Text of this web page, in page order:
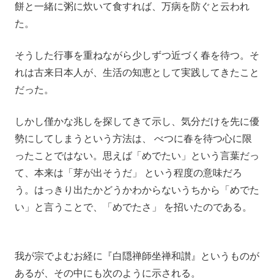
餅と一緒に粥に炊いて食すれば、万病を防ぐと云われ
た。
そうした行事を重ねながら少しずつ近づく春を待つ。そ
れは古来日本人が、生活の知恵として実践してきたこと
だった。
しかし僅かな兆しを探してきて示し、気分だけを先に優
勢にしてしまうという方法は、 べつに春を待つ心に限
ったことではない。思えば「めでたい」という言葉だっ
て、本来は「芽が出そうだ」 という程度の意味だろ
う。はっきり出たかどうかわからないうちから「めでた
い」と言うことで、「めでたさ」 を招いたのである。
我が宗でよむお経に『白隠禅師坐禅和讃』というものが
あるが、その中にも次のように示される。